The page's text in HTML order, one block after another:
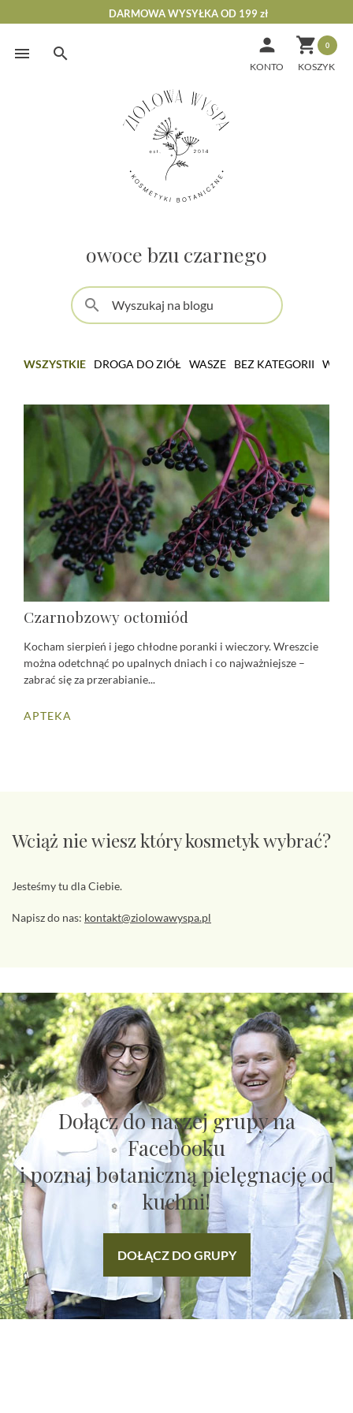
Skip
DARMOWA WYSYŁKA OD 199 zł
 0

KONTO
owoce bzu czarnego
search
WSZYSTKIE DROGA DO ZIÓŁ WASZE BEZ KATEGORII
Czarnobzowy octomiód
Kocham sierpień i jego chłodne poranki i wieczory. Wreszcie
można odetchnąć po upalnych dniach i co najważniejsze –
zabrać się za przerabianie...
APTEKA
Wciąż nie wiesz który kosmetyk wybrać?
Jesteśmy tu dla Ciebie.
Napisz do nas: kontakt@ziolowawyspa.pl
Dołącz do naszej grupy na
Facebooku
i poznaj botaniczną pielęgnację od
kuchni!
DOŁĄCZ DO GRUPY